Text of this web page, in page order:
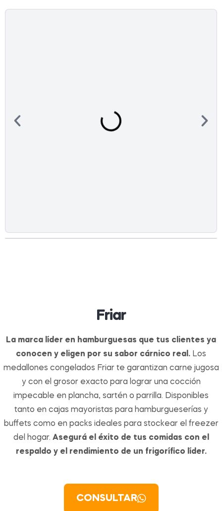
Friar
La marca líder en hamburguesas que tus clientes ya
conocen y eligen por su sabor cárnico real. Los
medallones congelados Friar te garantizan carne jugosa
y con el grosor exacto para lograr una cocción
impecable en plancha, sartén o parrilla. Disponibles
tanto en cajas mayoristas para hamburgueserías y
buffets como en packs ideales para stockear el freezer
del hogar. Asegurá el éxito de tus comidas con el
respaldo y el rendimiento de un frigorífico líder.
CONSULTAR